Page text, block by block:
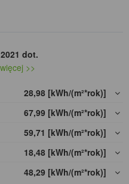
dot.
więcej >>
28,98 [kWh/(m²*rok)]
67,99 [kWh/(m²*rok)]
59,71 [kWh/(m²*rok)]
18,48 [kWh/(m²*rok)]
48,29 [kWh/(m²*rok)]